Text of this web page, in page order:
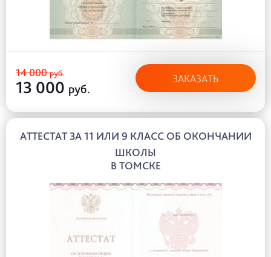
14 000руб.
13 000 руб.
ЗАКАЗАТЬ
АТТЕСТАТ ЗА 11 ИЛИ 9 КЛАСС ОБ ОКОНЧАНИИ
ШКОЛЫ
В ТОМСКЕ